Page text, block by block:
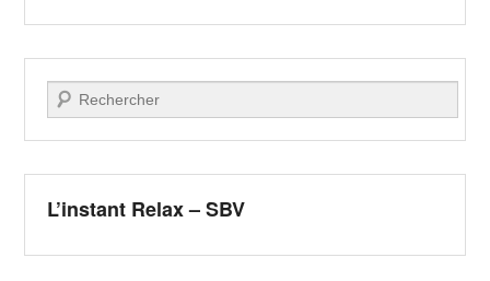
Recherche
L’instant Relax – SBV